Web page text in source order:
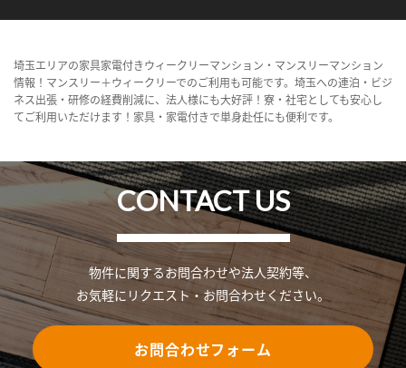
埼玉エリアの家具家電付きウィークリーマンション・マンスリーマンション
情報！マンスリー＋ウィークリーでのご利用も可能です。埼玉への連泊・ビジ
ネス出張・研修の経費削減に、法人様にも大好評！寮・社宅としても安心し
てご利用いただけます！家具・家電付きで単身赴任にも便利です。
CONTACT US
物件に関するお問合わせや法人契約等、
お気軽にリクエスト・お問合わせください。
お問合わせフォーム